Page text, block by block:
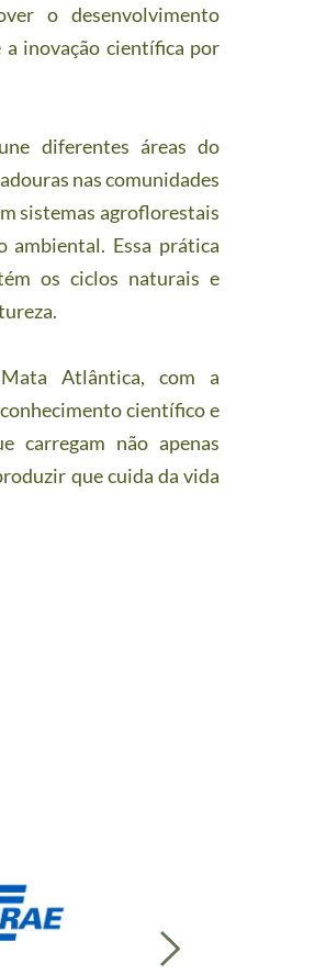
o desenvolvimento
a inovação científica por
diferentes áreas do
nas comunidades
sistemas agroflorestais
ambiental. Essa prática
os ciclos naturais e
Atlântica, com a
científico e
carregam não apenas
que cuida da vida